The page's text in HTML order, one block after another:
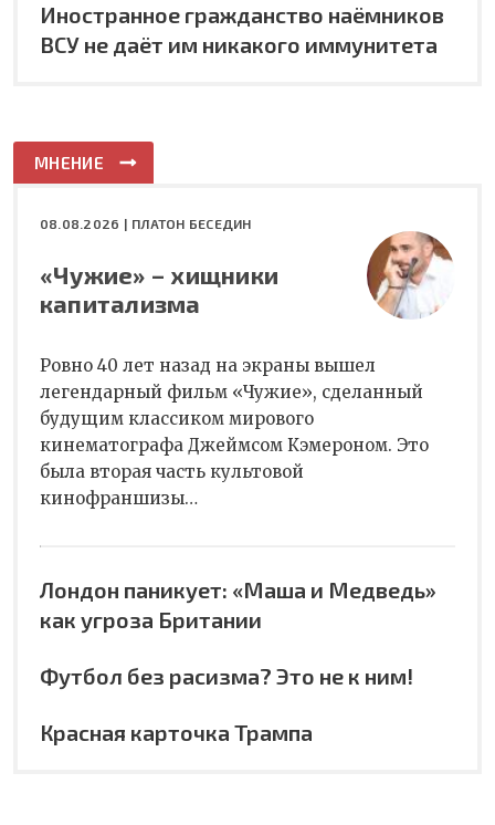
Иностранное гражданство наёмников
ВСУ не даёт им никакого иммунитета
МНЕНИЕ
08.08.2026 | ПЛАТОН БЕСЕДИН
«Чужие» – хищники
капитализма
Ровно 40 лет назад на экраны вышел
легендарный фильм «Чужие», сделанный
будущим классиком мирового
кинематографа Джеймсом Кэмероном. Это
была вторая часть культовой
кинофраншизы…
Лондон паникует: «Маша и Медведь»
как угроза Британии
Футбол без расизма? Это не к ним!
Красная карточка Трампа